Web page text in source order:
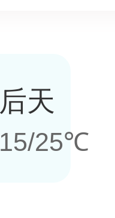
后天
15/25℃